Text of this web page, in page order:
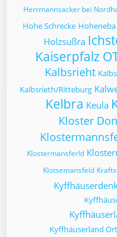
Herrmannsacker bei
Hohe Schrecke Hoheneba
Holzsußra
Kaiserpfalz
Kalbsrieht
Kalbsrieth/Ritteburg
Kelbra Keula
Kloster
Klostermansferld
Klotsemansfeld
Kyffhäuserland